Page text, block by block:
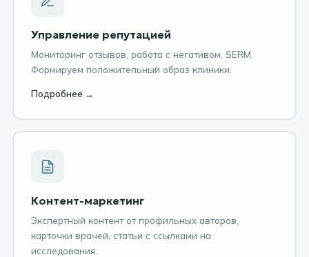
Управление репутацией
Мониторинг отзывов, работа с негативом, SERM.
Формируем положительный образ клиники.
Подробнее →
Контент-маркетинг
Экспертный контент от профильных авторов,
карточки врачей, статьи с ссылками на
исследования.